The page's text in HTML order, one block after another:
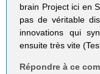
brain Project ici en
pas de véritable
innovations qui
ensuite très vite
Répondre à ce